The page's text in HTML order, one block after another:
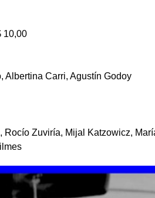
10,00
Albertina Carri, Agustín Godoy
Rocío Zuviría, Mijal Katzowicz,